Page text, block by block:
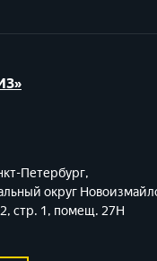
Петербург,
округ
стр. 1, помещ. 27Н